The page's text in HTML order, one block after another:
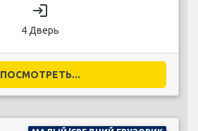
login
4 Дверь
ПОСМОТРЕТЬ...